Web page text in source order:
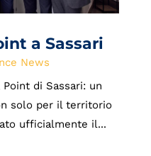
a Sassari
News
di Sassari: un
solo per il territorio
ufficialmente il...